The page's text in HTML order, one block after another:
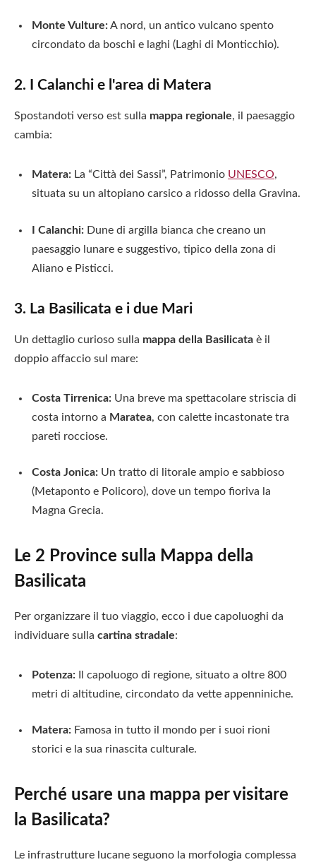
Monte Vulture:A nord, un antico vulcano spento
circondato da boschi e laghi (Laghi di Monticchio).
2. I Calanchi e l'area di Matera
Spostandoti verso est sulla mappa regionale, il paesaggio
cambia:
Matera: La “Città dei Sassi”, Patrimonio UNESCO,
situata su un altopiano carsico a ridosso della Gravina.
I Calanchi: Dune di argilla bianca che creano un
paesaggio lunare e suggestivo, tipico della zona di
Aliano e Pisticci.
3. La Basilicata e i due Mari
Un dettaglio curioso sulla mappa della Basilicata è il
doppio affaccio sul mare:
Costa Tirrenica: Una breve ma spettacolare striscia di
costa intorno a Maratea, con calette incastonate tra
pareti rocciose.
Costa Jonica: Un tratto di litorale ampio e sabbioso
(Metaponto e Policoro), dove un tempo fioriva la
Magna Grecia.
Le 2 Province sulla Mappa della
Basilicata
Per organizzare il tuo viaggio, ecco i due capoluoghi da
individuare sulla cartina stradale:
Potenza: Il capoluogo di regione, situato a oltre 800
metri di altitudine, circondato da vette appenniniche.
Matera: Famosa in tutto il mondo per i suoi rioni
storici e la sua rinascita culturale.
Perché usare una mappa per visitare
la Basilicata?
Le infrastrutture lucane seguono la morfologia complessa